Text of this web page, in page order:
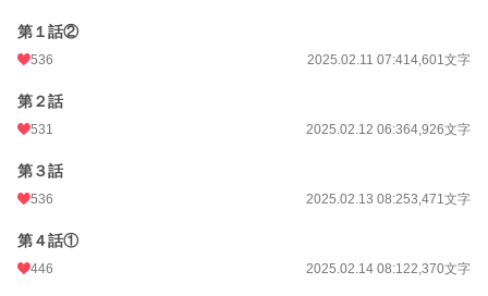
第１話②
536 2025.02.11 07:414,601文字
第２話
531 2025.02.12 06:364,926文字
第３話
536 2025.02.13 08:253,471文字
第４話①
446 2025.02.14 08:122,370文字